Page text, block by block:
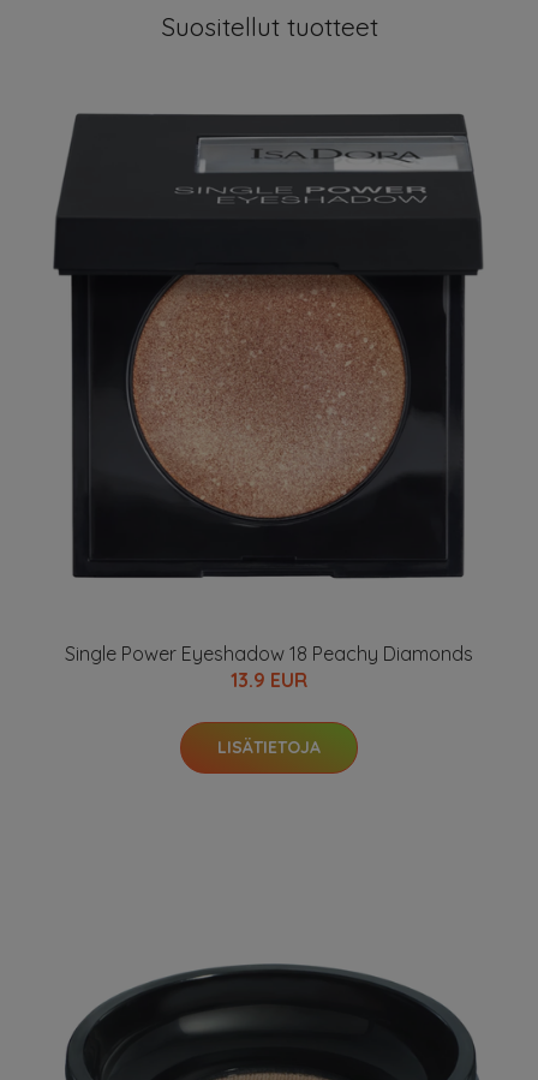
Suositellut tuotteet
Single Power Eyeshadow 18 Peachy Diamonds
13.9 EUR
LISÄTIETOJA